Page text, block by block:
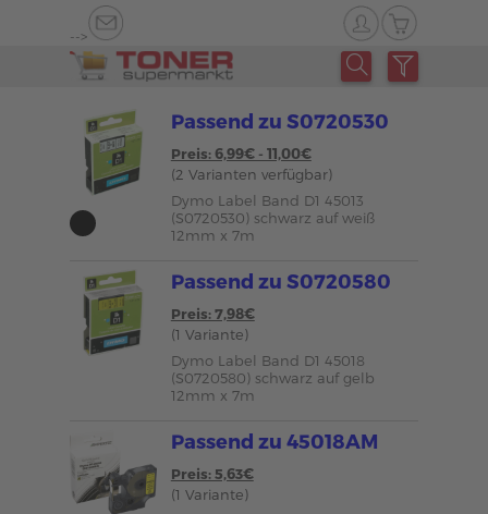
-->
Passend zu S0720530
Preis: 6,99€ - 11,00€
(2 Varianten verfügbar)
Dymo Label Band D1 45013
(S0720530) schwarz auf weiß
12mm x 7m
Passend zu S0720580
Preis: 7,98€
(1 Variante)
Dymo Label Band D1 45018
(S0720580) schwarz auf gelb
12mm x 7m
Passend zu 45018AM
Preis: 5,63€
(1 Variante)